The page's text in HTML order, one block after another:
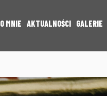
O MNIE AKTUALNOŚCI GALERIE